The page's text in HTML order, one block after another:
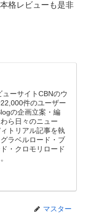
格レビューも是非
ーサイトCBNのウ
件のユーザー
の企画立案・編
ら日々のニュー
トリアル記事を執
ラベルロード・ブ
・クロモリロード
マスター